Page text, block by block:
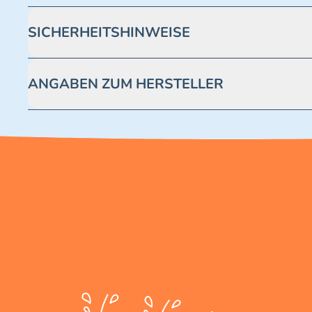
SICHERHEITSHINWEISE
ANGABEN ZUM HERSTELLER